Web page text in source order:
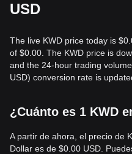
USD
The live KWD price today is
of $0.00. The KWD price is
and the 24-hour trading
USD) conversion rate is
¿Cuánto es 1 KWD
A partir de ahora, el precio de
Dollar es de $0.00 USD.